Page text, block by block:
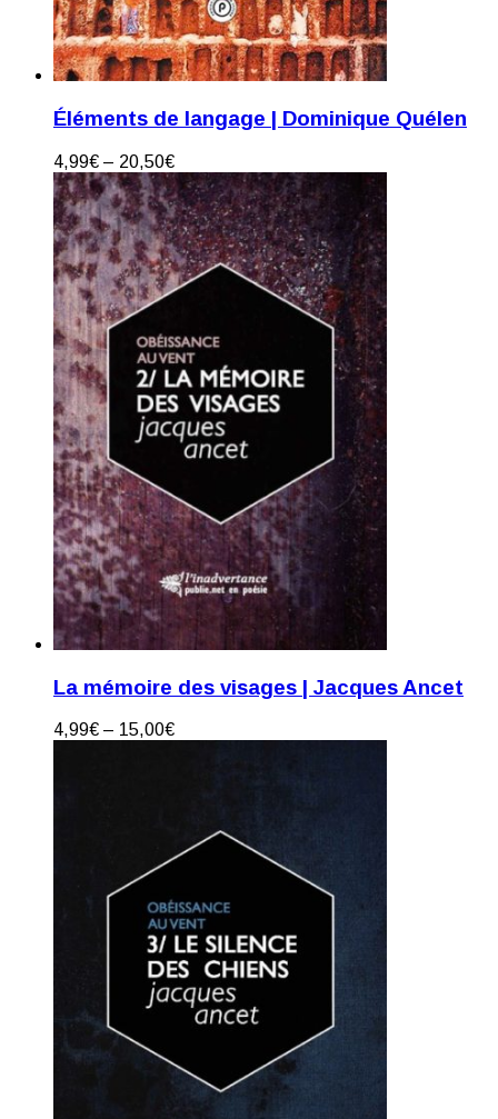
Éléments de langage | Dominique Quélen
4,99€ – 20,50€
La mémoire des visages | Jacques Ancet
4,99€ – 15,00€